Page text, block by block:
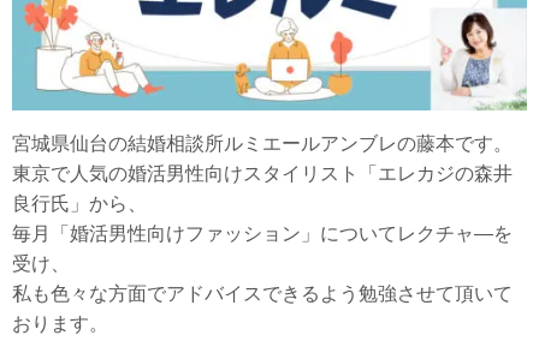
宮城県仙台の結婚相談所ルミエールアンブレの藤本です。
東京で人気の婚活男性向けスタイリスト「エレカジの森井
良行氏」から、
毎月「婚活男性向けファッション」についてレクチャ―を
受け、
私も色々な方面でアドバイスできるよう勉強させて頂いて
おります。